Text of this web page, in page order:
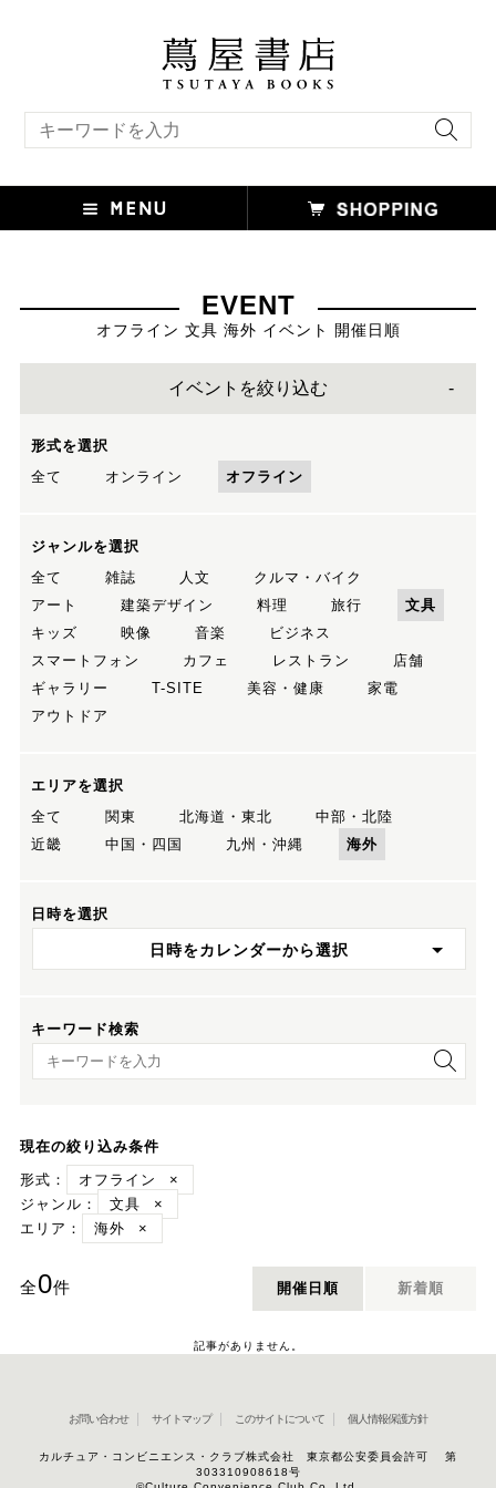
EVENT
オフライン 文具 海外 イベント 開催日順
イベントを絞り込む
形式を選択
全て
オンライン オフライン
ジャンルを選択
全て
雑誌 人文
クルマ・バイク
アート
建築デザイン 料理 旅行
文具
キッズ
映像 音楽
ビジネス
スマートフォン
カフェ レストラン
店舗
ギャラリー
T-SITE 美容・健康
家電
アウトドア
エリアを選択
全て
関東 北海道・東北
中部・北陸
近畿
中国・四国 九州・沖縄 海外
日時を選択
日時をカレンダーから選択
キーワード検索
キーワード検索
現在の絞り込み条件
形式：
オフライン
×
ジャンル：
文具
×
エリア：
海外 ×
全0件 開催日順 新着順
記事がありません。
お問い合わせ サイトマップ このサイトについて 個人情報保護方針
カルチュア・コンビニエンス・クラブ株式会社 東京都公安委員会許可 第
303310908618号